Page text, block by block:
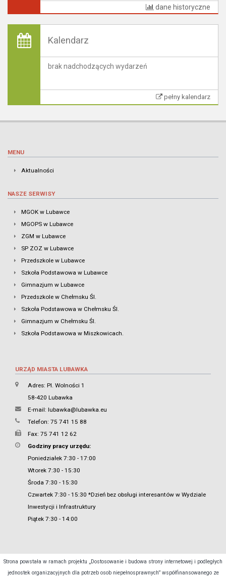
dane historyczne
Kalendarz
brak nadchodzących wydarzeń
pełny kalendarz
MENU
Aktualności
NASZE SERWISY
MGOK w Lubawce
MGOPS w Lubawce
ZGM w Lubawce
SP ZOZ w Lubawce
Przedszkole w Lubawce
Szkoła Podstawowa w Lubawce
Gimnazjum w Lubawce
Przedszkole w Chełmsku Śl.
Szkoła Podstawowa w Chełmsku Śl.
Gimnazjum w Chełmsku Śl.
Szkoła Podstawowa w Miszkowicach.
URZĄD MIASTA LUBAWKA
Adres: Pl. Wolności 1
58-420 Lubawka
E-mail: lubawka@lubawka.eu
Telefon: 75 741 15 88
Fax: 75 741 12 62
Godziny pracy urzędu:
Poniedziałek 7:30 - 17:00
Wtorek 7:30 - 15:30
Środa 7:30 - 15:30
Czwartek 7:30 - 15:30 *Dzień bez obsługi interesantów w Wydziale
Inwestycji i Infrastruktury
Piątek 7:30 - 14:00
Strona powstała w ramach projektu „Dostosowanie i budowa strony internetowej i podległych
jednostek organizacyjnych dla potrzeb osob niepełnosprawnych” współfinansowanego ze